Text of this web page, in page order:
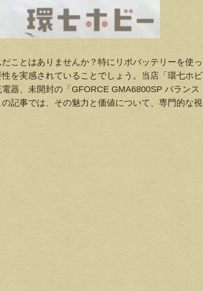
ことはありませんか？特にリポバッテリーを使っ
を実感されていることでしょう。当店「環七ホビ
器、未開封の「GFORCE GMA6800SP バランス
記事では、その魅力と価値について、専門的な視